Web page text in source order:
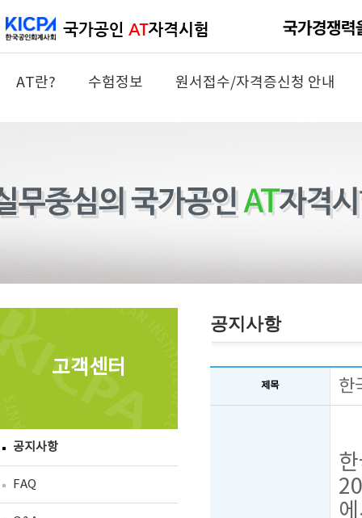
AT란? 수험정보 원서접수/자격증신청 안내
고객센터
공지사항
FAQ
공지사항
제목 한